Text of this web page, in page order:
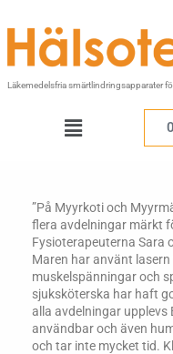
innehåll
Läkemedelsfria smärtlindringsapparater
Meny
”På Myyrkoti och
flera avdelningar märkt
Fysioterapeuterna Sara
Maren har använt
muskelspänningar och
sjuksköterska har haft
alla avdelningar upplevs
användbar och även
och tar inte mycket tid.